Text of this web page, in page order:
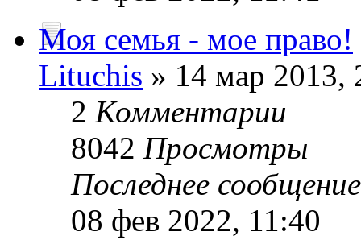
Моя семья - мое право!
Lituchis » 14 мар 2013,
2 Комментарии
8042 Просмотры
Последнее
08 фев 2022, 11:40